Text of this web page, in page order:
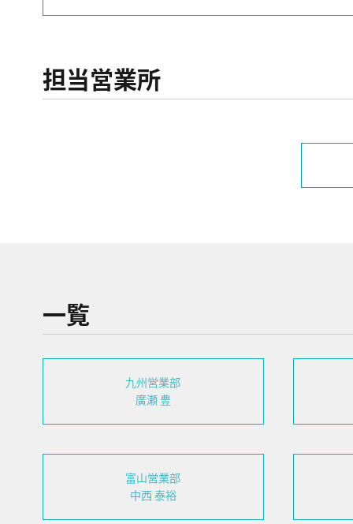
担当営業所
一覧
九州営業部
廣瀬 豊
富山営業部
中西 泰裕